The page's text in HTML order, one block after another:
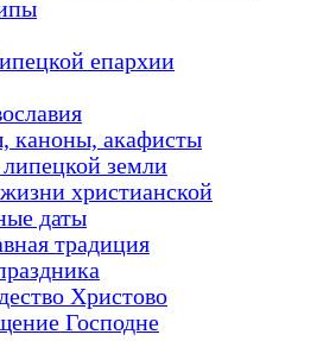
епархии
каноны, акафисты
земли
христианской
даты
традиция
Христово
Господне